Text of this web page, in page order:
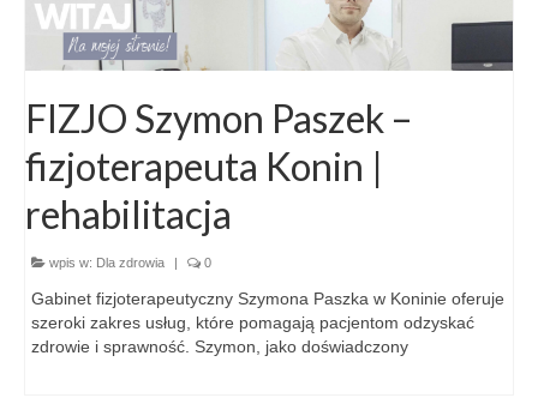
FIZJO Szymon Paszek –
fizjoterapeuta Konin |
rehabilitacja
wpis w: Dla zdrowia 0
Gabinet fizjoterapeutyczny Szymona Paszka w Koninie oferuje
szeroki zakres usług, które pomagają pacjentom odzyskać
zdrowie i sprawność. Szymon, jako doświadczony